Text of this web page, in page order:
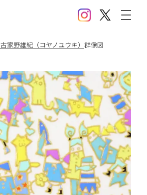
InstagramX(Twitter)
メニ
古家野雄紀（コヤノユウキ） 群像図